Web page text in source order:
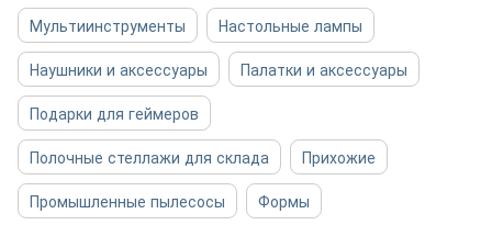
Мультиинструменты
Настольные лампы
Наушники и аксессуары
Палатки и аксессуары
Подарки для геймеров
Полочные стеллажи для склада
Прихожие
Промышленные пылесосы
Формы